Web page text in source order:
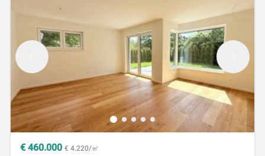
€ 460.000 € 4.220/㎡